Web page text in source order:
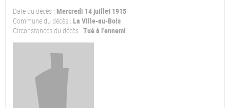
Date du décès : Mercredi 14 juillet 1915
Commune du décès : La Ville-au-Bois
Circonstances du décès : Tué à l'ennemi